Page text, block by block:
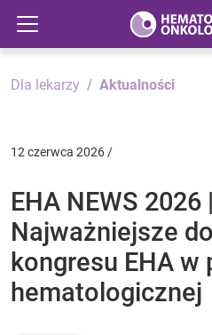
Dla lekarzy Aktualności
12 czerwca 2026 /
EHA NEWS 2026 |
Najważniejsze
kongresu EHA w
hematologicznej